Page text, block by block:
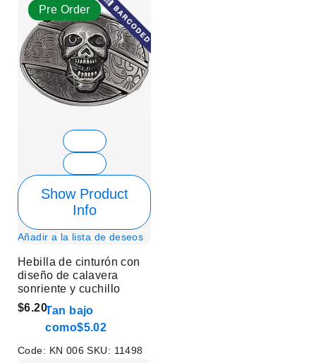
Pre Order
Show Product
Info
Añadir a la lista de deseos
Hebilla de cinturón con
diseño de calavera
sonriente y cuchillo
$6.20Tan bajo
como$5.02
Code: KN 006SKU: 11498